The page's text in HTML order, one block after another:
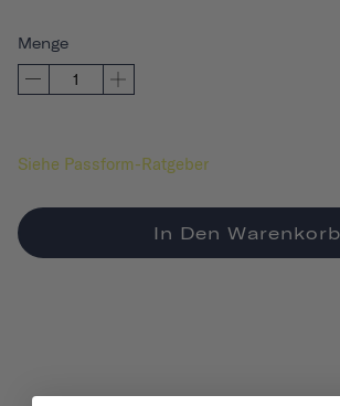
Menge
Siehe Passform-Ratgeber
In Den Warenkorb